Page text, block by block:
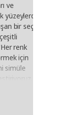
ve
bir seçki
renk
için
simüle
mutfağın
emin